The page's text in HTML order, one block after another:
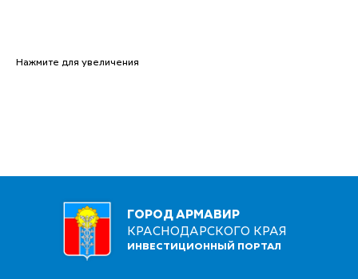
Нажмите для увеличения
ГОРОД АРМАВИР
КРАСНОДАРСКОГО КРАЯ
ИНВЕСТИЦИОННЫЙ ПОРТАЛ